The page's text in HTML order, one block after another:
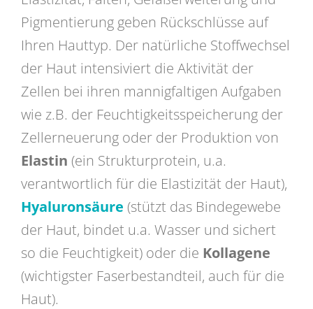
Pigmentierung geben Rückschlüsse auf
Ihren Hauttyp. Der natürliche Stoffwechsel
der Haut intensiviert die Aktivität der
Zellen bei ihren mannigfaltigen Aufgaben
wie z.B. der Feuchtigkeitsspeicherung der
Zellerneuerung oder der Produktion von
Elastin (ein Strukturprotein, u.a.
verantwortlich für die Elastizität der Haut),
Hyaluronsäure (stützt das Bindegewebe
der Haut, bindet u.a. Wasser und sichert
so die Feuchtigkeit) oder die Kollagene
(wichtigster Faserbestandteil, auch für die
Haut).